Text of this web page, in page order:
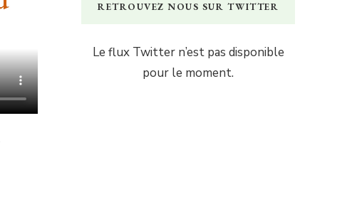
RETROUVEZ NOUS SUR TWITTER
Le flux Twitter n’est pas disponible
pour le moment.